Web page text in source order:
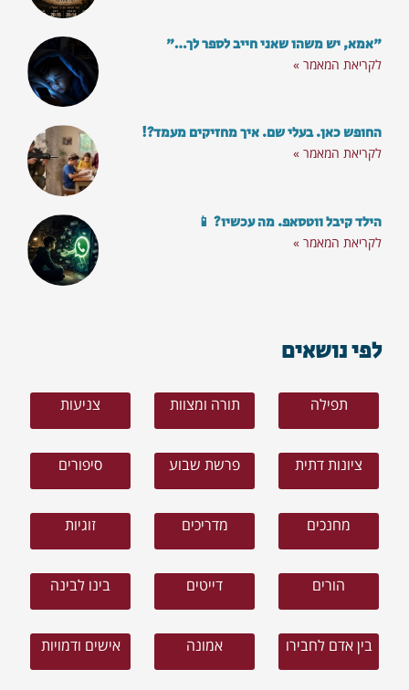
"אמא, יש משהו שאני חייב לספר לך…"
לקריאת המאמר »
החופש כאן. בעלי שם. איך מחזיקים מעמד?!
לקריאת המאמר »
הילד קיבל ווטסאפ. מה עכשיו? 📱
לקריאת המאמר »
לפי נושאים
תפילה תורה ומצוות צניעות
ציונות דתית פרשת שבוע סיפורים
מחנכים מדריכים זוגיות
הורים דייטים בינו לבינה
בין אדם לחבירו אמונה אישים ודמויות